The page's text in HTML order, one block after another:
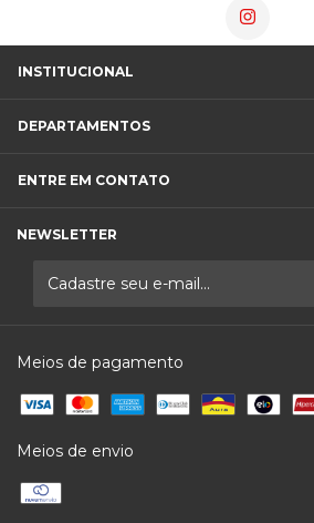
INSTITUCIONAL
DEPARTAMENTOS
ENTRE EM CONTATO
NEWSLETTER
Meios de pagamento
Meios de envio